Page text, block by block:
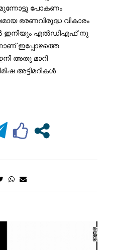
മുന്നോട്ടു പോകണം
ഭരണവിരുദ്ധ വികാരം
ഇനിയും എൽഡിഎഫ് നു
ഇപ്പോഴത്തെ
അതു മാറി
അട്ടിമറികള്‍